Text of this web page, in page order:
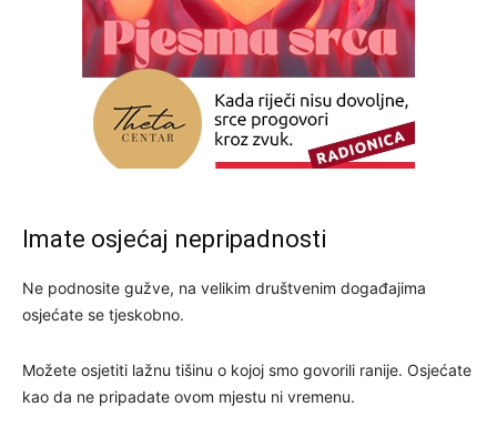
Imate osjećaj nepripadnosti
Ne podnosite gužve, na velikim društvenim događajima
osjećate se tjeskobno.
Možete osjetiti lažnu tišinu o kojoj smo govorili ranije. Osjećate
kao da ne pripadate ovom mjestu ni vremenu.